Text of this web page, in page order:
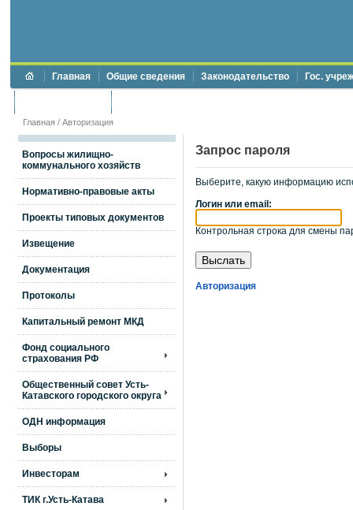
Главная Общие сведения Законодательство Гос.
Главная / Авторизация
Вопросы жилищно-
коммунального хозяйств
Нормативно-правовые акты
Проекты типовых документов
Извещение
Документация
Протоколы
Капитальный ремонт МКД
Фонд социального
страхования РФ
Общественный совет Усть-
Катавского городского округа
ОДН информация
Выборы
Инвесторам
ТИК г.Усть-Катава
Запрос пароля
Выберите, какую информацию
Логин или email:
Контрольная строка для смены
Авторизация